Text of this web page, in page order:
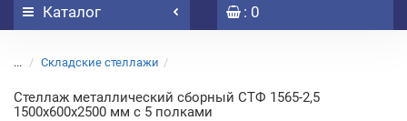
Каталог : 0
... Складские стеллажи
Стеллаж металлический сборный СТФ 1565-2,5
1500х600х2500 мм с 5 полками